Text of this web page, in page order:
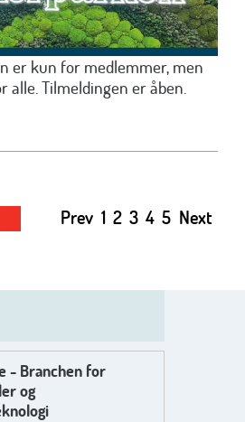
er kun for medlemmer, men
alle. Tilmeldingen er åben.
Prev 1 2 3 4 5 Next
- Branchen for
og